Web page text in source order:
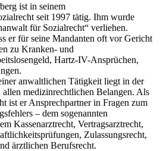
ist in seinem
seit 1997 tätig. Ihm wurde
für Sozialrecht“ verliehen.
er für seine Mandanten oft vor Gericht
zu Kranken- und
Hartz-IV-Ansprüchen,
anwaltlichen Tätigkeit liegt in der
medizinrechtlichen Belangen. Als
ist er Ansprechpartner in Fragen zum
– dem sogenannten
Kassenarztrecht, Vertragsarztrecht,
Zulassungsrecht,
ärztlichen Berufsrecht.